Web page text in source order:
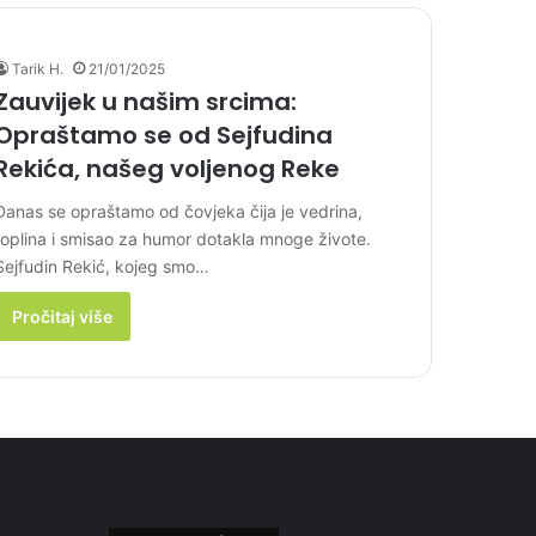
Tarik H. 21/01/2025
u našim srcima:
se od Sejfudina
našeg voljenog Reke
se opraštamo od čovjeka čija je vedrina,
i smisao za humor dotakla mnoge živote.
Rekić, kojeg smo…
Pročitaj više